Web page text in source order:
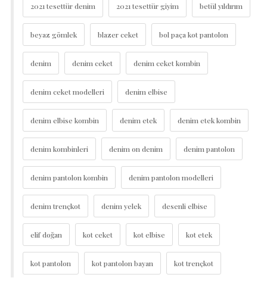
2021 tesettür denim 2021 tesettür giyim betül yıldırım
beyaz gömlek blazer ceket bol paça kot pantolon
denim denim ceket denim ceket kombin
denim ceket modelleri denim elbise
denim elbise kombin denim etek denim etek kombin
denim kombinleri denim on denim denim pantolon
denim pantolon kombin denim pantolon modelleri
denim trençkot denim yelek desenli elbise
elif doğan kot ceket kot elbise kot etek
kot pantolon kot pantolon bayan kot trençkot